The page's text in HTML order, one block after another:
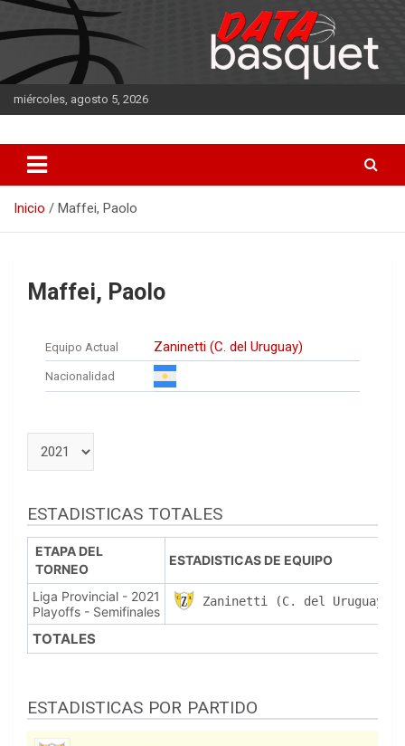
Saltar
al
contenido
miércoles, agosto 5, 2026
DATA Basquet
Inicio Maffei, Paolo
Maffei, Paolo
Equipo Actual Zaninetti (C. del Uruguay)
Nacionalidad
ESTADISTICAS TOTALES
ETAPA DEL
TORNEO
ESTADISTICAS DE EQUIPO
Liga Provincial - 2021
Playoffs - Semifinales
Zaninetti (C. del Uruguay)
TOTALES
ESTADISTICAS POR PARTIDO